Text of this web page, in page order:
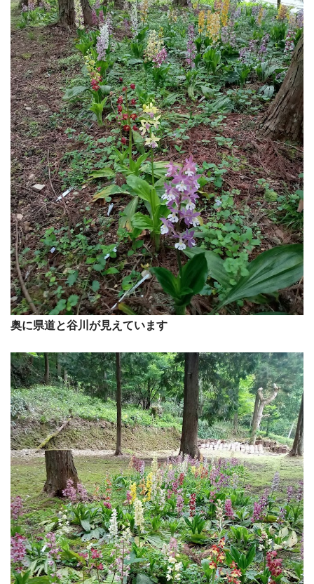
奥に県道と谷川が見えています